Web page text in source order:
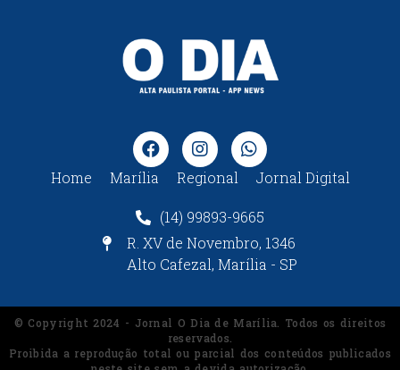
Home Marília Regional Jornal Digital
(14) 99893-9665
R. XV de Novembro, 1346
Alto Cafezal, Marília - SP
© Copyright 2024 - Jornal O Dia de Marília. Todos os direitos
reservados.
Proibida a reprodução total ou parcial dos conteúdos publicados